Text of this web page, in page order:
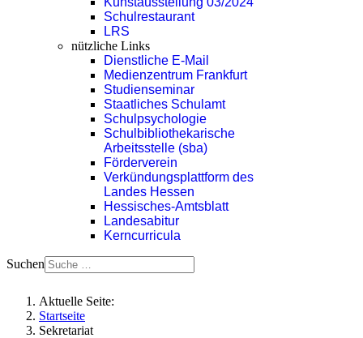
Schulrestaurant
LRS
nützliche Links
Dienstliche E-Mail
Medienzentrum Frankfurt
Studienseminar
Staatliches Schulamt
Schulpsychologie
Schulbibliothekarische
Arbeitsstelle (sba)
Förderverein
Verkündungsplattform des
Landes Hessen
Hessisches-Amtsblatt
Landesabitur
Kerncurricula
Suchen
Aktuelle Seite:
Startseite
Sekretariat